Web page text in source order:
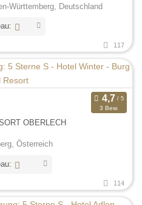
Württemberg, Deutschland
117
3 Bew.
OBERLECH
Österreich
114